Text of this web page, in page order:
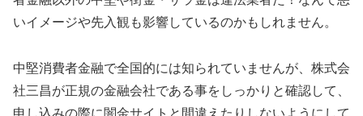
いイメージや先入観も影響しているのかもしれません。
中堅消費者金融で全国的には知られていませんが、株式会
社三昌が正規の金融会社である事をしっかりと確認して、
申し込みの際に闇金サイトと間違えたりしないようにして